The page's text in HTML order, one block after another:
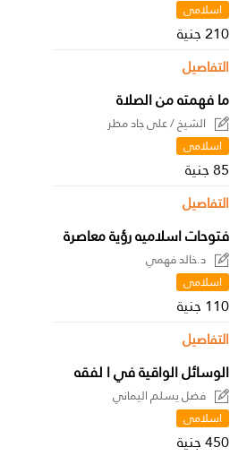
اسلامى
210 جنية
التفاصيل
ما فهمته من الصلاة
الشيخ / على جاد مطر
اسلامى
85 جنية
التفاصيل
فتوحات اسلاميه رؤية معاصرة
د.خالد فهمي
اسلامى
110 جنية
التفاصيل
الوسائل الواقية في ا لفقه
فضل يسلم اليماني
اسلامى
450 جنية